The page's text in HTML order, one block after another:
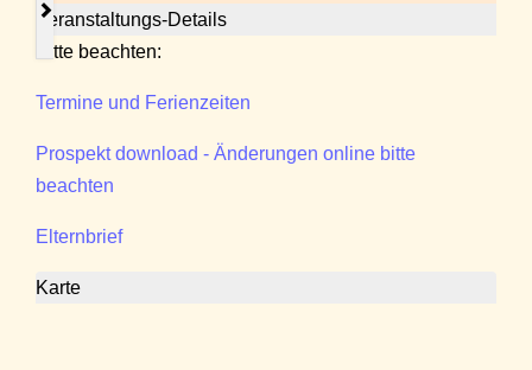
Veranstaltungs-Details
Bitte beachten:
Termine und Ferienzeiten
Prospekt download - Änderungen online bitte
beachten
Elternbrief
Karte